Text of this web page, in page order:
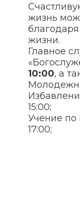
жизнь
жизни.
Главное
10:00, а
15:00;
Учение по
17:00;